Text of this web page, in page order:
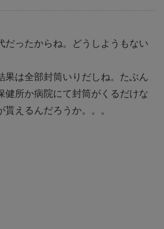
だったからね。どうしようもない
果は全部封筒いりだしね。たぶん
健所か病院にて封筒がくるだけな
えるんだろうか。。。